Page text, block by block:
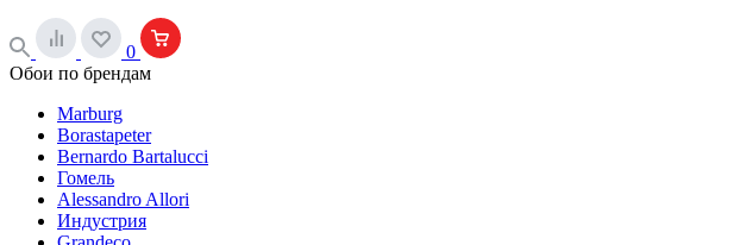
0
Обои по брендам
Marburg
Borastapeter
Bernardo Bartalucci
Гомель
Alessandro Allori
Индустрия